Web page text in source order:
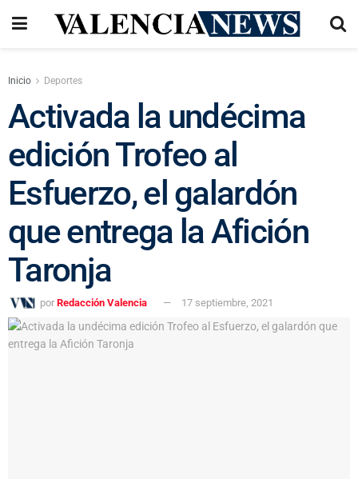
Inicio Deportes
Activada la undécima
edición Trofeo al
Esfuerzo, el galardón
que entrega la Afición
Taronja
por Redacción Valencia 17 septiembre, 2021